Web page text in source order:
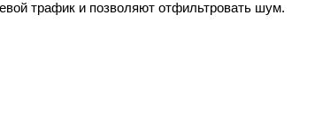
трафик и позволяют отфильтровать шум.